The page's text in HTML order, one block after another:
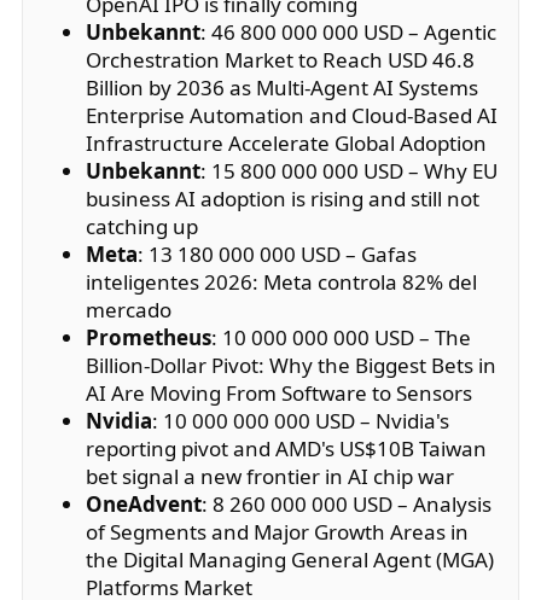
Unbekannt: 46 800 000 000 USD – Agentic
Orchestration Market to Reach USD 46.8
Billion by 2036 as Multi-Agent AI Systems
Enterprise Automation and Cloud-Based AI
Infrastructure Accelerate Global Adoption
Unbekannt: 15 800 000 000 USD – Why EU
business AI adoption is rising and still not
catching up
Meta: 13 180 000 000 USD – Gafas
inteligentes 2026: Meta controla 82% del
mercado
Prometheus: 10 000 000 000 USD – The
Billion-Dollar Pivot: Why the Biggest Bets in
AI Are Moving From Software to Sensors
Nvidia: 10 000 000 000 USD – Nvidia's
reporting pivot and AMD's US$10B Taiwan
bet signal a new frontier in AI chip war
OneAdvent: 8 260 000 000 USD – Analysis
of Segments and Major Growth Areas in
the Digital Managing General Agent (MGA)
Platforms Market